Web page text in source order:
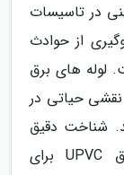
در تاسیسات
از حوادث
لوله های برق
حیاتی در
شناخت دقیق
استانداردها و پارامترهای فنی لوله برق UPVC برای